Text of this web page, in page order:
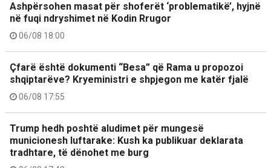
Ashpërsohen masat për shoferët ‘problematikë’, hyjnë
në fuqi ndryshimet në Kodin Rrugor
06/08 18:00
Çfarë është dokumenti “Besa” që Rama u propozoi
shqiptarëve? Kryeministri e shpjegon me katër fjalë
06/08 17:55
Trump hedh poshtë aludimet për mungesë
municionesh luftarake: Kush ka publikuar deklarata
tradhtare, të dënohet me burg